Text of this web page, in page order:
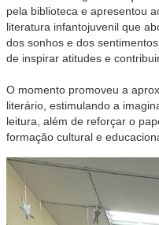
pela biblioteca e apresentou
literatura infantojuvenil que
dos sonhos e dos
de inspirar atitudes e
O momento promoveu a
literário, estimulando a
leitura, além de reforçar o
formação cultural e